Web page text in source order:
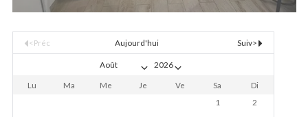
<Préc Aujourd'hui Suiv>
Lu Ma Me Je Ve Sa
Di
1
2